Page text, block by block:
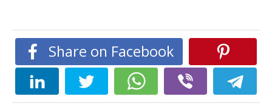
Share on Facebook